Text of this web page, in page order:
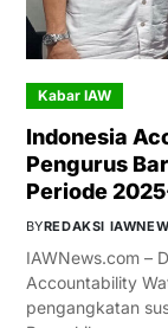
Kabar IAW
Indonesia
Pengurus
Periode
BYREDAKSI
IAWNews.com –
Accountability
pengangkatan